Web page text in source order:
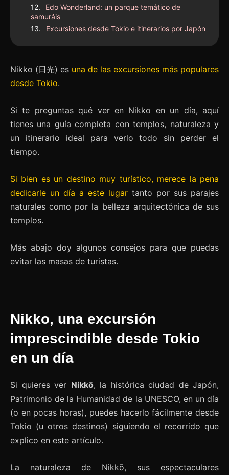
Edo Wonderland: un parque temático de
samuráis
Excursiones desde Tokio e itinerarios por Japón
Nikko (日光) es una de las excursiones más populares
desde Tokio.
Si te preguntas qué ver en Nikko en un día, aquí
tienes una guía completa con templos, naturaleza y
un itinerario ideal para verlo todo sin perder el
tiempo.
Si bien es un destino muy turístico, merece la pena
dedicarle un día a este lugar tanto por sus parajes
naturales como por la belleza arquitectónica de sus
templos.
Más abajo doy algunos consejos para que puedas
evitar las masas de turistas.
Nikko, una excursión
imprescindible desde Tokio
en un día
Si quieres ver Nikkō, la histórica ciudad de Japón,
Patrimonio de la Humanidad de la UNESCO, en un día
(o en pocas horas), puedes hacerlo fácilmente desde
Tokio (u otros destinos) siguiendo el recorrido que
explico en este artículo.
La naturaleza de Nikkō, sus espectaculares